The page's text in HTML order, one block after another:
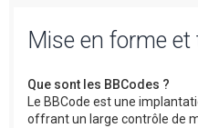
Mise en forme
Que sont les BBCodes ?
Le BBCode est une
offrant un large contrôle de